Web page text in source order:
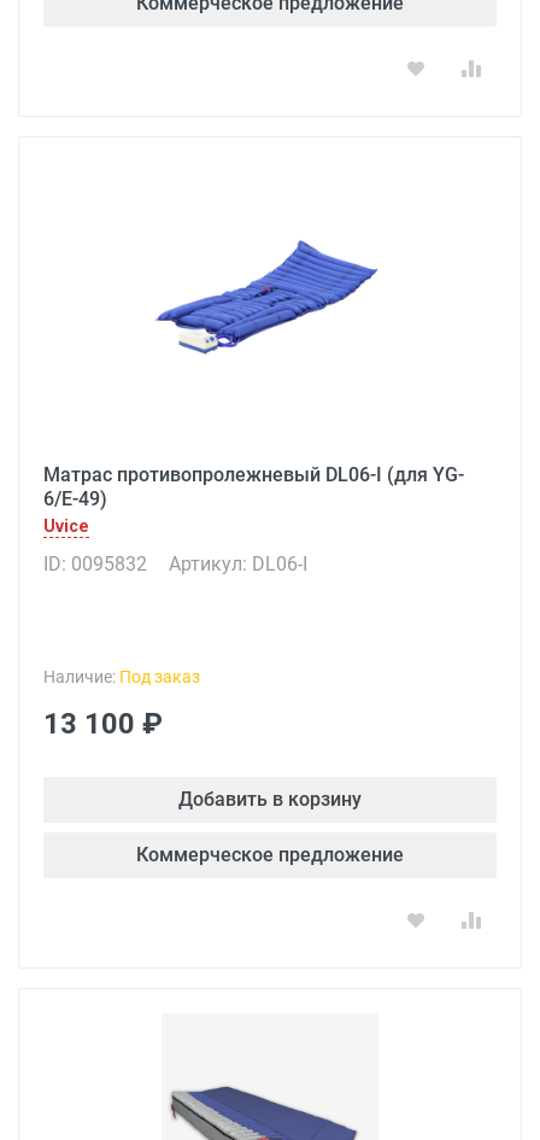
Матрас противопролежневый DL06-I (для YG-
6/E-49)
Uvice
ID: 0095832 Артикул: DL06-I
Наличие: Под заказ
13 100 ₽
Добавить в корзину
Коммерческое предложение